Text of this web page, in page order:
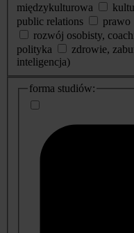
międzykulturowa
public relations
prawo
rozwój osobisty,
polityka
zdrowie,
inteligencja)
dodatkowe
informacje
forma studiów: